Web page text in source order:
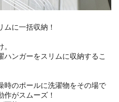
ムに一括収納！
ハンガーをスリムに収納するこ
時のポールに洗濯物をその場で
作がスムーズ！